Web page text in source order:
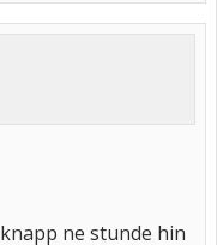
ne stunde hin